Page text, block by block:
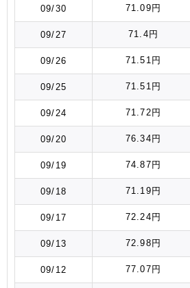
09/30 71.09円
09/27 71.4円
09/26 71.51円
09/25 71.51円
09/24 71.72円
09/20 76.34円
09/19 74.87円
09/18 71.19円
09/17 72.24円
09/13 72.98円
09/12 77.07円